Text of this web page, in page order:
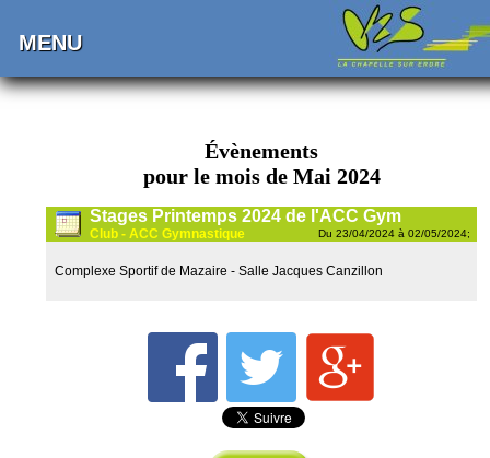
MENU
Évènements
pour le mois de Mai 2024
Stages Printemps 2024 de l'ACC Gym
Club - ACC Gymnastique Du 23/04/2024 à 02/05/2024;
Complexe Sportif de Mazaire - Salle Jacques Canzillon